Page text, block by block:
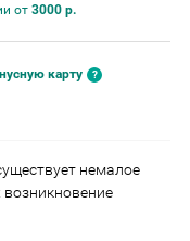
от 3000 р.
карту
немалое